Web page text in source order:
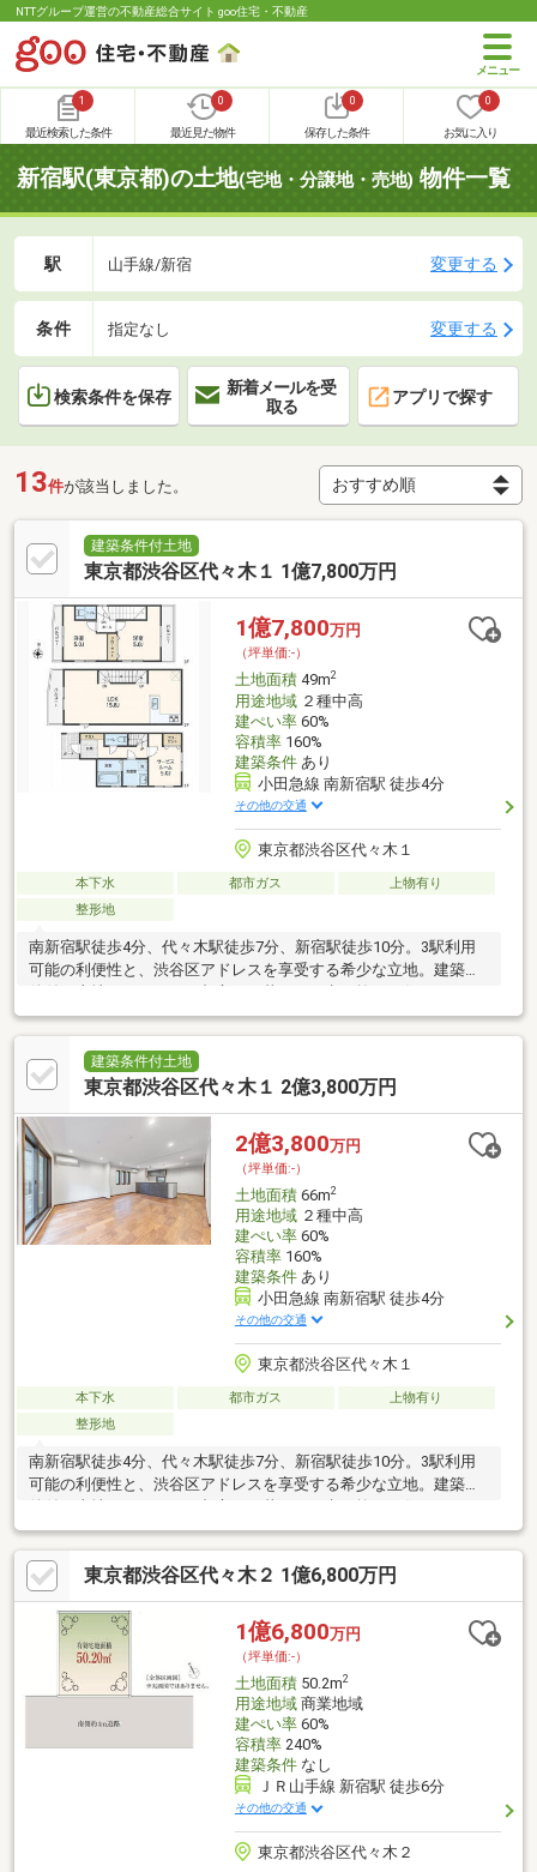
NTTグループ運営の不動産総合サイト goo住宅・不動産
1
最近検索した条件
0
最近見た物件
0
保存した条件
0
お気に入り
新宿駅(東京都)の土地(宅地・分譲地・売地) 物件一覧
駅 山手線/新宿 変更する
条件 指定なし 変更する
検索条件を保存
新着メールを受
取る
アプリで探す
13件が該当しました。
建築条件付土地
東京都渋谷区代々木１ 1億7,800万円
1億7,800万円
（坪単価:-）
土地面積49m2
用途地域２種中高
建ぺい率60%
容積率160%
建築条件あり
小田急線 南新宿駅 徒歩4分
その他の交通
東京都渋谷区代々木１
本下水 都市ガス
上物有り
整形地
南新宿駅徒歩4分、代々木駅徒歩7分、新宿駅徒歩10分。3駅利用
可能の利便性と、渋谷区アドレスを享受する希少な立地。建築条
件付き土地だからこそ、都心での暮らしを考え抜いた住まいをご
提案いたします。
建築条件付土地
東京都渋谷区代々木１ 2億3,800万円
2億3,800万円
（坪単価:-）
土地面積66m2
用途地域２種中高
建ぺい率60%
容積率160%
建築条件あり
小田急線 南新宿駅 徒歩4分
その他の交通
東京都渋谷区代々木１
本下水 都市ガス
上物有り
整形地
南新宿駅徒歩4分、代々木駅徒歩7分、新宿駅徒歩10分。3駅利用
可能の利便性と、渋谷区アドレスを享受する希少な立地。建築条
提案いたします。
東京都渋谷区代々木２ 1億6,800万円
1億6,800万円
（坪単価:-）
土地面積50.2m2
用途地域商業地域
建ぺい率60%
容積率240%
建築条件なし
ＪＲ山手線 新宿駅 徒歩6分
その他の交通
東京都渋谷区代々木２